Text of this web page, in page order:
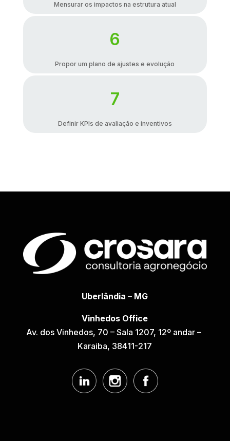
Mensurar os impactos na estrutura atual
6
Propor um plano de ajustes e evolução
7
Definir KPIs de avaliação e inventivos
Uberlândia – MG
Vinhedos Office
Av. dos Vinhedos, 70 – Sala 1207, 12º andar –
Karaiba, 38411-217